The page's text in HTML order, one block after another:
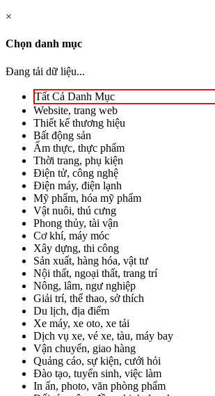
×
Chọn danh mục
Đang tải dữ liệu...
Tất Cả Danh Mục
Website, trang web
Thiết kế thương hiệu
Bất động sản
Ẩm thực, thực phẩm
Thời trang, phụ kiện
Điện tử, công nghệ
Điện máy, điện lạnh
Mỹ phẩm, hóa mỹ phẩm
Vật nuôi, thú cưng
Phong thủy, tài vận
Cơ khí, máy móc
Xây dựng, thi công
Sản xuất, hàng hóa, vật tư
Nội thất, ngoại thất, trang trí
Nông, lâm, ngư nghiệp
Giải trí, thể thao, sở thích
Du lịch, địa điểm
Xe máy, xe oto, xe tải
Dịch vụ xe, vé xe, tàu, máy bay
Vận chuyển, giao hàng
Quảng cáo, sự kiện, cưới hỏi
Đào tạo, tuyển sinh, việc làm
In ấn, photo, văn phòng phẩm